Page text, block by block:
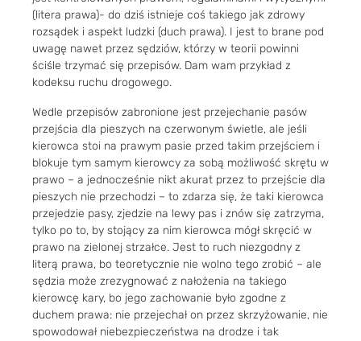
(litera prawa)- do dziś istnieje coś takiego jak zdrowy
rozsądek i aspekt ludzki (duch prawa). I jest to brane pod
uwagę nawet przez sędziów, którzy w teorii powinni
ściśle trzymać się przepisów. Dam wam przykład z
kodeksu ruchu drogowego.
Wedle przepisów zabronione jest przejechanie pasów
przejścia dla pieszych na czerwonym świetle, ale jeśli
kierowca stoi na prawym pasie przed takim przejściem i
blokuje tym samym kierowcy za sobą możliwość skrętu w
prawo – a jednocześnie nikt akurat przez to przejście dla
pieszych nie przechodzi – to zdarza się, że taki kierowca
przejedzie pasy, zjedzie na lewy pas i znów się zatrzyma,
tylko po to, by stojący za nim kierowca mógł skręcić w
prawo na zielonej strzałce. Jest to ruch niezgodny z
literą prawa, bo teoretycznie nie wolno tego zrobić – ale
sędzia może zrezygnować z nałożenia na takiego
kierowcę kary, bo jego zachowanie było zgodne z
duchem prawa: nie przejechał on przez skrzyżowanie, nie
spowodował niebezpieczeństwa na drodze i tak